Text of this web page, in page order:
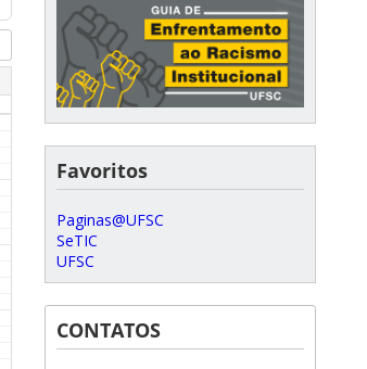
Favoritos
Paginas@UFSC
SeTIC
UFSC
CONTATOS